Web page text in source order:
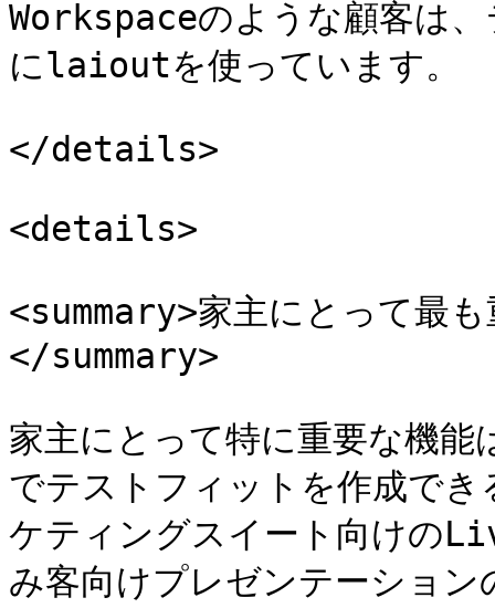
Workspaceのような顧客は
にlaioutを使っています。
</details>
<details>
<summary>家主にとって最
</summary>
家主にとって特に重要な機
でテストフィットを作成で
ケティングスイート向けの
み客向けプレゼンテーショ